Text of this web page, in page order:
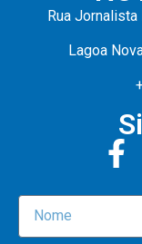
Rua
Lagoa